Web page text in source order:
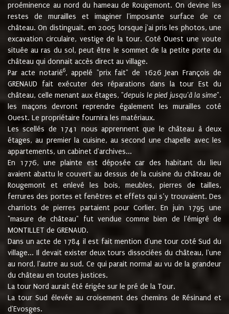
proéminence au nord du hameau de Rougemont. On devine les
restes de murailles et imaginer l'imposante surface de ce
château. On distinguait, en 2005 lorsque j'ai pris les photos, une
excavation circulaire, vestige de la tour. Coté Ouest une voute
située au ras du sol, peut être le sommet de la petite porte du
château qui donnait accès direct au village.
Par acte notarié6, appelé "prix fait" de 1626 Jean François de
GRENAUD fait exécuter des réparations dans la tour Est du
château, celle menant aux étages, "depuis le pied jusqu'à la sime".
les maçons devront reprendre également les murailles coté
Ouest. Le propriétaire fournira les matériaux.
Les scellés de 1741 nous apprennent que le château à deux
étages, au premier la cuisine, au second une chapelle avec les
appartements, un cabinet d'archives...
En 1776, une plainte est déposée car des habitant du lieu
avaient abattu le couvert au dessus de la cuisine du château de
Rougemont et enlevé les bois, meubles, pierres de tailles,
ferrures des portes et fenêtres et effets qui s’y trouvaient. Des
charriots de pierres partaient pour Corlier. En juin 1795 une
"masure de château" fut vendue comme bien de l'émigré de
MONTILLET de GRENAUD.
Dans un acte de 1784 il est fait mention d'une tour coté Sud du
village... Il devait exister deux tours dissociées du château, l'une
au nord, l'autre au sud. Ce qui parait normal au vu de la grandeur
du château en toutes justices.
La tour Nord aurait été érigée sur le pré de la Tour.
La tour Sud élevée au croisement des chemins de Résinand et
d'Evosges.